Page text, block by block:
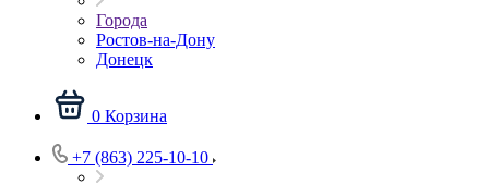
Города
Ростов-на-Дону
Донецк
0 Корзина
+7 (863) 225-10-10